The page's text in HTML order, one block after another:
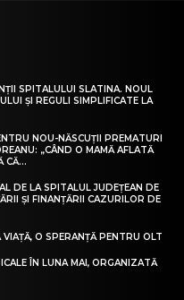
SPITALULUI SLATINA. NOUL
ȘI REGULI SIMPLIFICATE LA
NOU-NĂSCUȚII PREMATURI
„CÂND O MAMĂ AFLATĂ
CĂ...
DE LA SPITALUL JUDEȚEAN DE
ȘI FINANȚĂRII CAZURILOR DE
O SPERANȚĂ PENTRU OLT
ÎN LUNA MAI, ORGANIZATĂ